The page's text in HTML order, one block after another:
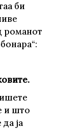
би
романот
.
и што
ја